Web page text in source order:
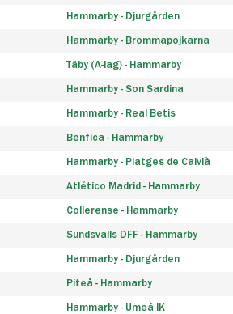
Hammarby - Djurgården
Hammarby - Brommapojkarna
Täby (A-lag) - Hammarby
Hammarby - Son Sardina
Hammarby - Real Betis
Benfica - Hammarby
Hammarby - Platges de Calvià
Atlético Madrid - Hammarby
Collerense - Hammarby
Sundsvalls DFF - Hammarby
Hammarby - Djurgården
Piteå - Hammarby
Hammarby - Umeå IK